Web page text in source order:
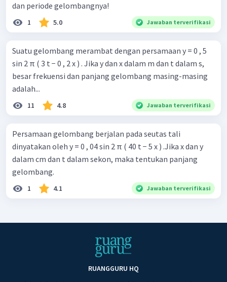
dan periode gelombangnya!
1 5.0 Jawaban terverifikasi
Suatu gelombang merambat dengan persamaan y = 0 , 5
sin 2 π ( 3 t − 0 , 2 x ) . Jika y dan x dalam m dan t dalam s,
besar frekuensi dan panjang gelombang masing-masing
adalah...
11 4.8 Jawaban terverifikasi
Persamaan gelombang berjalan pada seutas tali
dinyatakan oleh y = 0 , 04 sin 2 π ( 40 t − 5 x ) .Jika x dan y
dalam cm dan t dalam sekon, maka tentukan panjang
gelombang.
1 4.1 Jawaban terverifikasi
RUANGGURU HQ